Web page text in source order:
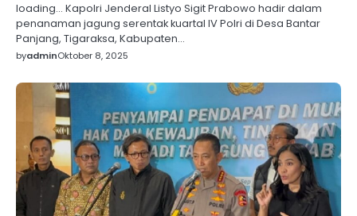
loading… Kapolri Jenderal Listyo Sigit Prabowo hadir dalam
penanaman jagung serentak kuartal IV Polri di Desa Bantar
Panjang, Tigaraksa, Kabupaten…
byadminOktober 8, 2025